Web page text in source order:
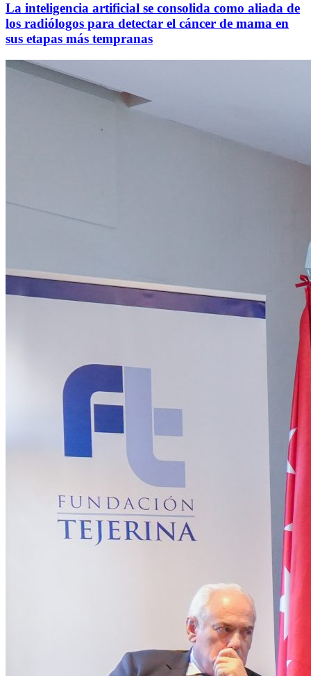
La inteligencia artificial se consolida como aliada de
los radiólogos para detectar el cáncer de mama en
sus etapas más tempranas